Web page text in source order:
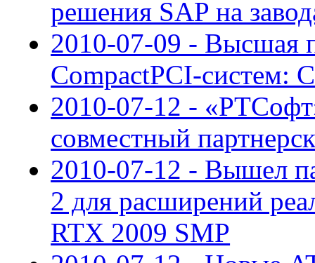
решения SAP на
2010-07-09 - Высшая
CompactPCI-систем:
2010-07-12 -
совместный
2010-07-12 - Вышел
2 для расширений
RTX 2009 SMP